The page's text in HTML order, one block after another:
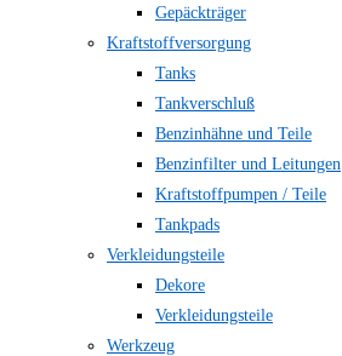
Gepäckträger
Kraftstoffversorgung
Tanks
Tankverschluß
Benzinhähne und Teile
Benzinfilter und Leitungen
Kraftstoffpumpen / Teile
Tankpads
Verkleidungsteile
Dekore
Verkleidungsteile
Werkzeug